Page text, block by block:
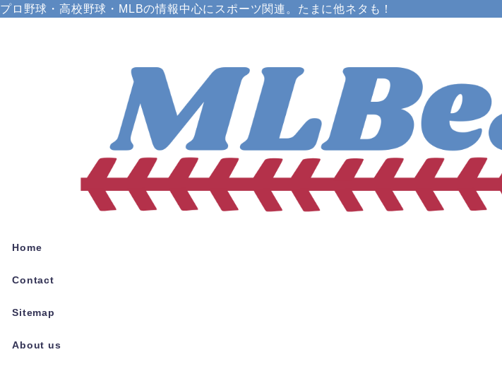
プロ野球・高校野球・MLBの情報中心にスポーツ関連。たまに他ネタも！
Home
Contact
Sitemap
About us